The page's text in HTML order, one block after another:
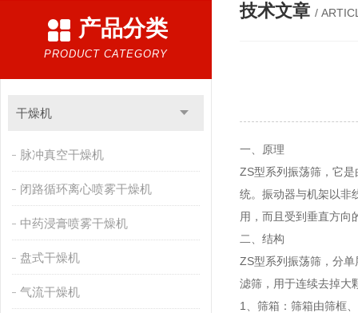
产品分类
PRODUCT CATEGORY
干燥机
脉冲真空干燥机
闭路循环离心喷雾干燥机
中药浸膏喷雾干燥机
盘式干燥机
气流干燥机
技术文章 /
一、原理
ZS型系列振荡筛，它
统。振动器与机架以非
用，而且受到垂直方向
二、结构
ZS型系列振荡筛，分
滤筛，用于连续去掉大
1、筛箱：筛箱由筛框